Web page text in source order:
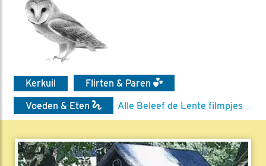
Kerkuil
Flirten & Paren
Voeden & Eten
Alle Beleef de Lente filmpjes